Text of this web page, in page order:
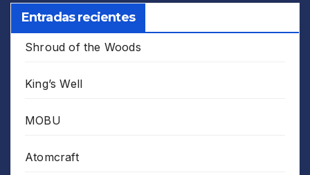
Entradas recientes
Shroud of the Woods
King’s Well
MOBU
Atomcraft